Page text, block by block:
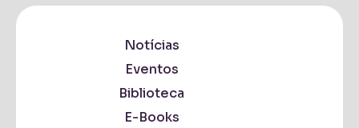
Notícias
Eventos
Biblioteca
E-Books